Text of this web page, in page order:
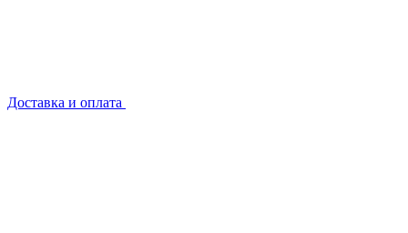
Доставка и оплата